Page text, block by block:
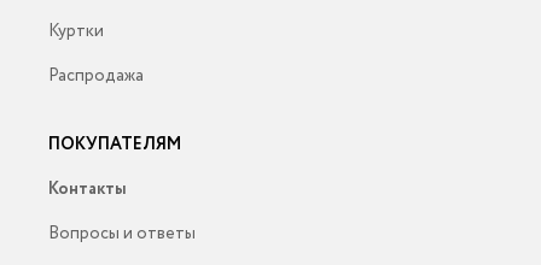
Куртки
Распродажа
ПОКУПАТЕЛЯМ
Контакты
Вопросы и ответы